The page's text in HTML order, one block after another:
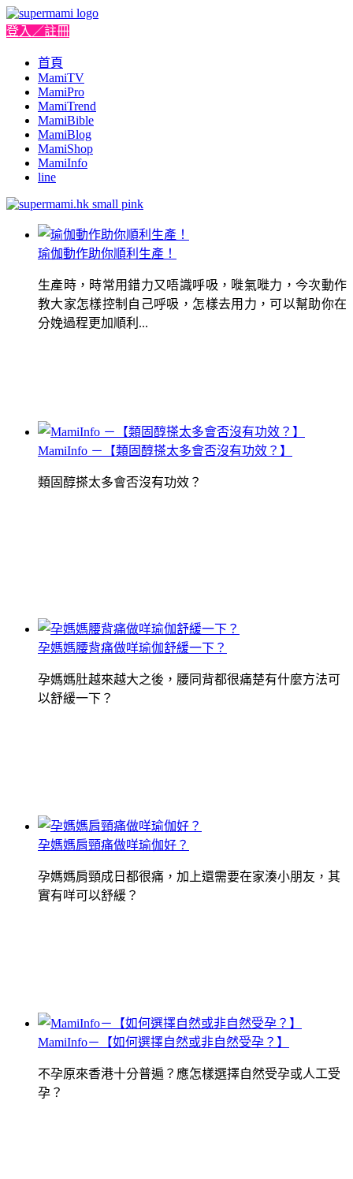
登入／註冊
首頁
MamiTV
MamiPro
MamiTrend
MamiBible
MamiBlog
MamiShop
MamiInfo
line
瑜伽動作助你順利生產！
生產時，時常用錯力又唔識呼吸，嘥氣嘥力，今次動作
教大家怎樣控制自己呼吸，怎樣去用力，可以幫助你在
分娩過程更加順利...
MamiInfo －【類固醇搽太多會否沒有功效？】
類固醇搽太多會否沒有功效？
孕媽媽腰背痛做咩瑜伽舒緩一下？
孕媽媽肚越來越大之後，腰同背都很痛楚有什麼方法可
以舒緩一下？
孕媽媽肩頸痛做咩瑜伽好？
孕媽媽肩頸成日都很痛，加上還需要在家湊小朋友，其
實有咩可以舒緩？
MamiInfo－【如何選擇自然或非自然受孕？】
不孕原來香港十分普遍？應怎樣選擇自然受孕或人工受
孕？